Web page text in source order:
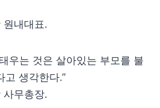
원내대표.
우는 것은 살아있는 부모를 불
고 생각한다.”
사무총장.